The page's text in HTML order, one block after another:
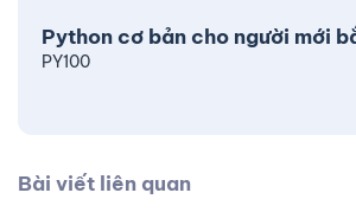
Python cơ bản cho người mới
PY100
Bài viết liên quan